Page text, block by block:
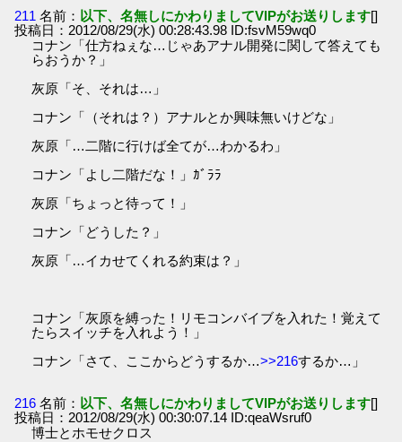
211 名前： 以下、名無しにかわりましてVIPがお送りします[]
投稿日：2012/08/29(水) 00:28:43.98 ID:fsvM59wq0
コナン「仕方ねぇな…じゃあアナル開発に関して答えても
らおうか？」
灰原「そ、それは…」
コナン「（それは？）アナルとか興味無いけどな」
灰原「…二階に行けば全てが…わかるわ」
コナン「よし二階だな！」ｶﾞﾗﾗ
灰原「ちょっと待って！」
コナン「どうした？」
灰原「…イカせてくれる約束は？」
コナン「灰原を縛った！リモコンバイブを入れた！覚えて
たらスイッチを入れよう！」
コナン「さて、ここからどうするか…>>216するか…」
216 名前： 以下、名無しにかわりましてVIPがお送りします[]
投稿日：2012/08/29(水) 00:30:07.14 ID:qeaWsruf0
博士とホモせクロス